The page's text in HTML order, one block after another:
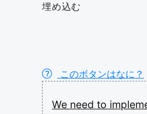
埋め込む
このボタンはなに？
We need to